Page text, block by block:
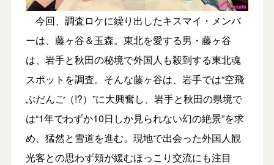
今回、調査ロケに繰り出したキスマイ・メンバ
ーは、藤ヶ谷＆玉森。東北を愛する男・藤ヶ谷
は、岩手と秋田の秘境で外国人も殺到する東北魂
スポットを調査。そんな藤ヶ谷は、岩手では“空飛
ぶだんご（!?）”に大興奮し、岩手と秋田の県境で
は“1年でわずか10日しか見られない幻の絶景”を求
め、猛然と雪道を進む。現地で出会った外国人観
光客との思わず頬が緩むほっこり交流にも注目